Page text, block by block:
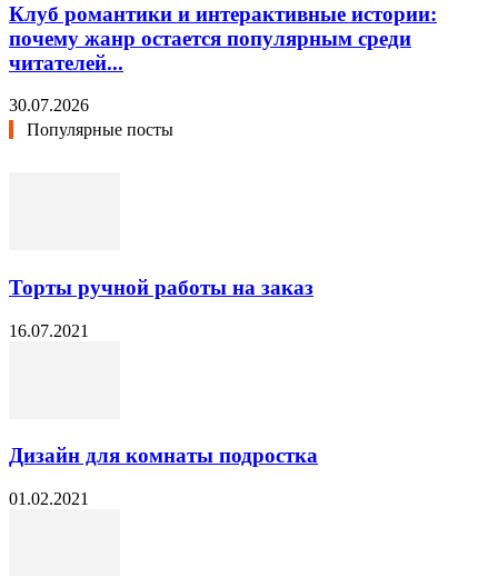
Клуб романтики и интерактивные истории:
почему жанр остается популярным среди
читателей...
30.07.2026
Популярные посты
Торты ручной работы на заказ
16.07.2021
Дизайн для комнаты подростка
01.02.2021